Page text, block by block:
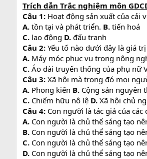
Trích dẫn Trắc nghiệm môn
Câu 1: Hoạt động sản xuất của cải
A. tồn tại và phát triển. B. tiến hoá
C. lao động D. đấu tranh
Câu 2: Yếu tố nào dưới đây là giá
A. Máy móc phục vụ trong nông
C. Áo dài truyến thống của phụ nữ
Câu 3: Xã hội mà trong đó mọi
A. Phong kiến B. Cộng sản nguyên
C. Chiếm hữu nô lệ D. Xã hội chủ
Câu 4: Con người là tác giả của
A. Con người là chủ thể sáng tạo
B. Con người là chủ thể sáng tạo
C. Con người là chủ thể sáng tạo
D. Con người là chủ thể sáng tạo